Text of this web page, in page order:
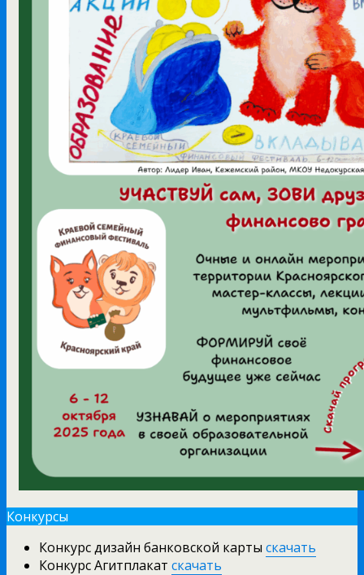
Конкурсы
Конкурс дизайн банковской карты скачать
Конкурс Агитплакат скачать